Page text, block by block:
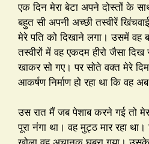
एक दिन मेरा बेटा अपने दोस्तों के
बहुत सी अपनी अच्छी तस्वीरें
मेरे पति को दिखाने लगा। उसमें वह
तस्वीरों में वह एकदम हीरो जैसा दिख
खाकर सो गए। पर सोते वक्त मेरे
आकर्षण निर्माण हो रहा था कि वह
उस रात मैं जब पेशाब करने गई तो
पूरा नंगा था। वह मुट्ठ मार रहा